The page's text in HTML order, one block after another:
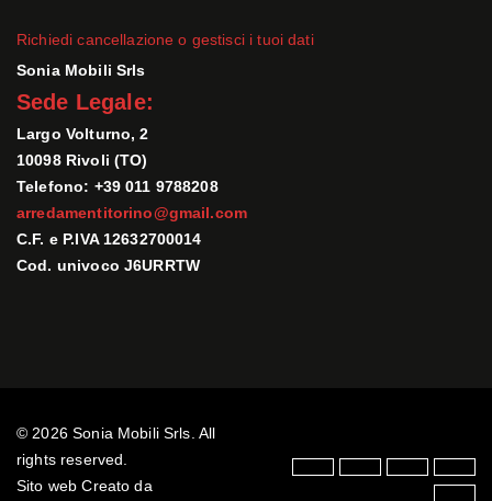
Richiedi cancellazione o gestisci i tuoi dati
Sonia Mobili Srls
Sede Legale:
Largo Volturno, 2
10098 Rivoli (TO)
Telefono: +39 011 9788208
arredamentitorino@gmail.com
C.F. e P.IVA 12632700014
Cod. univoco J6URRTW
© 2026 Sonia Mobili Srls. All
rights reserved.
Sito web Creato da